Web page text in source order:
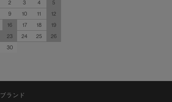
2 3 4
5
9 10 11
12
16 17 18
19
23 24 25
26
30
ブランド